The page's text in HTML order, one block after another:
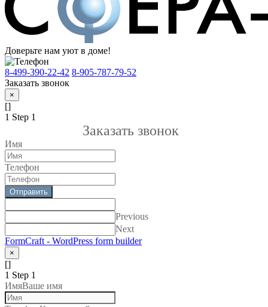
Доверьте нам уют в доме!
8-499-390-22-42 8-905-787-79-52
Заказать звонок
×
[]
1 Step 1
Заказать звонок
Имя
Телефон
Отправить
Previous
Next
FormCraft - WordPress form builder
×
[]
1 Step 1
ИмяВаше имя